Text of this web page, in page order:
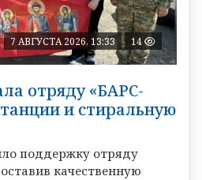
7 АВГУСТА 2026, 13:33 14
отряду «БАРС-
и стиральную
поддержку отряду
качественную